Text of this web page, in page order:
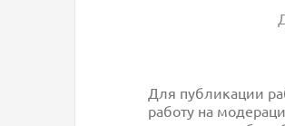
Для публикации
работу на